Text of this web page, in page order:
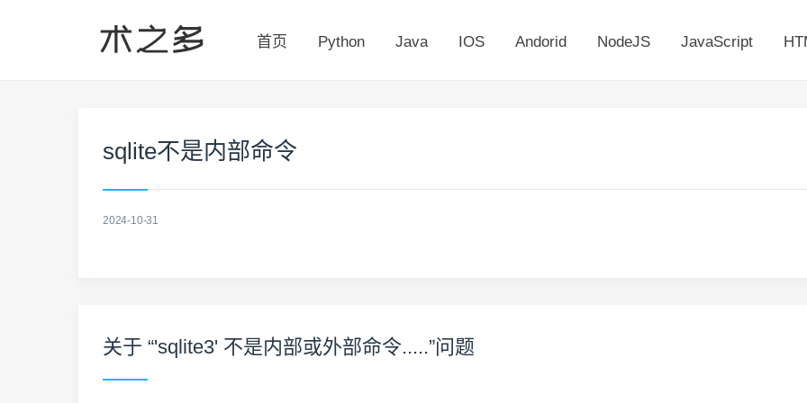
首页 Python Java IOS Andorid NodeJS JavaScript
sqlite不是内部命令
2024-10-31
关于 “'sqlite3' 不是内部或外部命令.....”问题